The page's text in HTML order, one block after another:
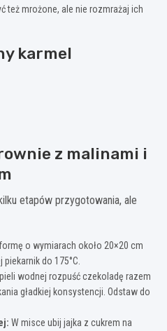
też mrożone, ale nie rozmrażaj ich
karmel
z malinami i
etapów przygotowania, ale
o wymiarach około 20×20 cm
do 175°C.
wodnej rozpuść czekoladę razem
gładkiej konsystencji. Odstaw do
W misce ubij jajka z cukrem na